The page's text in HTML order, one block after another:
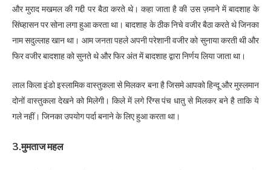
और मुराद मखमल की गद्दी पर बैठा करते थे। कहा जाता है की उस ज़माने में बादशाह के
सिंघ्हासन पर सोना लगा हुआ करता था। बादशाह के ठीक निचे वजीर बैठा करते थे जिनका
नाम सदुल्लाह खान था। आम जनता पहले अपनी परेशानी वजीर को सुनाया करती थी और
फिर वजीर बादशाह को सुनते थे और फिर अंत में बादशाह द्वारा निर्णय लिया जाता था।
लाल किला इंडो इस्लामिक वास्तुकला से मिलकर बना है जिसमे आपको हिन्दू और मुस्लमान
दोनों वास्तुकला देखने को मिलेगी। किले में लगे रिंग्स पंच धातु से मिलकर बने है ताकि ये
गले नहीं। जिनका उपयोग पर्दा बनाने के लिए हुआ करता था।
3.मुमताज महल